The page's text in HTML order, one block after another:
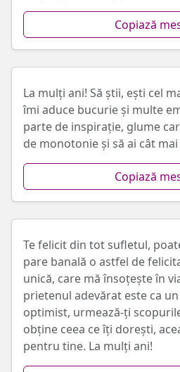
Copiază
La mulți ani! Să știi, ești cel
îmi aduce bucurie și multe
parte de inspirație, glume
de monotonie și să ai cât
Copiază
Te felicit din tot sufletul,
pare banală o astfel de
unică, care mă însoțește în
prietenul adevărat este ca
optimist, urmează-ți
obține ceea ce îți dorești,
pentru tine. La mulți ani!